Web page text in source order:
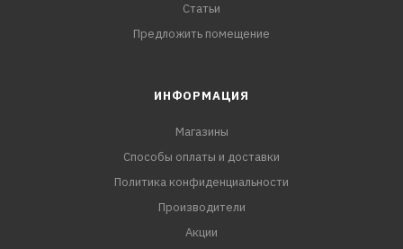
Статьи
Предложить помещение
ИНФОРМАЦИЯ
Магазины
Способы оплаты и доставки
Политика конфиденциальности
Производители
Акции